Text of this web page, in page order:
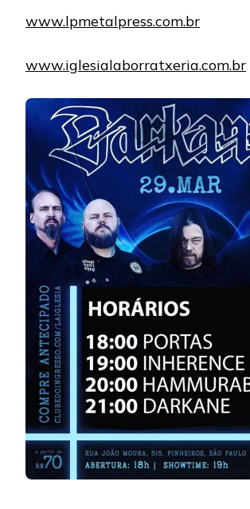
www.lpmetalpress.com.br
www.iglesialaborratxeria.com.br